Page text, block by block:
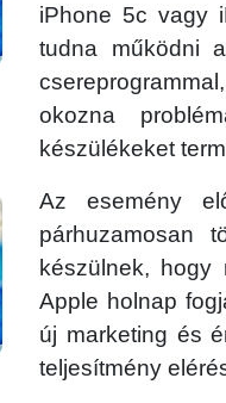
iPhone 5c vagy
tudna működni
okozna
készülékeket
Az esemény
párhuzamosan
készülnek, hogy
Apple holnap
új marketing és
teljesítmény